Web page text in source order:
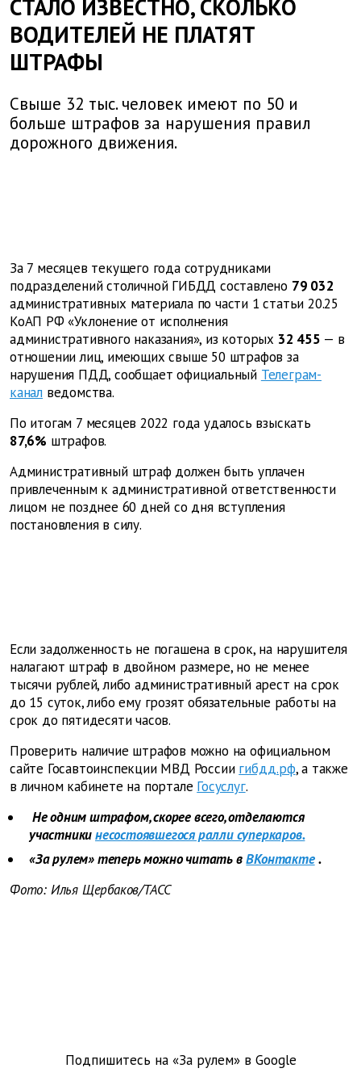
СТАЛО ИЗВЕСТНО, СКОЛЬКО
ВОДИТЕЛЕЙ НЕ ПЛАТЯТ
ШТРАФЫ
Свыше 32 тыс. человек имеют по 50 и
больше штрафов за нарушения правил
дорожного движения.
За 7 месяцев текущего года сотрудниками
подразделений столичной ГИБДД составлено 79 032
административных материала по части 1 статьи 20.25
КоАП РФ «Уклонение от исполнения
административного наказания», из которых 32 455 — в
отношении лиц, имеющих свыше 50 штрафов за
нарушения ПДД, сообщает официальный Телеграм-
канал ведомства.
По итогам 7 месяцев 2022 года удалось взыскать
87,6% штрафов.
Административный штраф должен быть уплачен
привлеченным к административной ответственности
лицом не позднее 60 дней со дня вступления
постановления в силу.
Если задолженность не погашена в срок, на нарушителя
налагают штраф в двойном размере, но не менее
тысячи рублей, либо административный арест на срок
до 15 суток, либо ему грозят обязательные работы на
срок до пятидесяти часов.
Проверить наличие штрафов можно на официальном
сайте Госавтоинспекции МВД России гибдд.рф, а также
в личном кабинете на портале Госуслуг.
Не одним штрафом, скорее всего, отделаются
участникинесостоявшегося ралли суперкаров.
«За рулем» теперь можно читать в ВКонтакте .
Фото: Илья Щербаков/ТАСС
Подпишитесь на «За рулем» в Google